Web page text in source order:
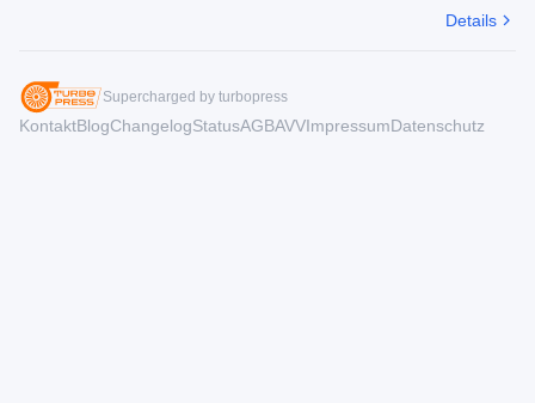
Details
Supercharged by turbopress
KontaktBlogChangelogStatusAGBAVVImpressumDatenschutz